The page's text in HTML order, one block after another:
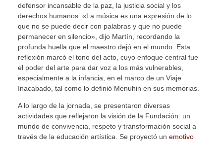
defensor incansable de la paz, la justicia social y los
derechos humanos. «La música es una expresión de lo
que no se puede decir con palabras y que no puede
permanecer en silencio», dijo Martín, recordando la
profunda huella que el maestro dejó en el mundo. Esta
reflexión marcó el tono del acto, cuyo enfoque central fue
el poder del arte para dar voz a los más vulnerables,
especialmente a la infancia, en el marco de un Viaje
Inacabado, tal como lo definió Menuhin en sus memorias.
A lo largo de la jornada, se presentaron diversas
actividades que reflejaron la visión de la Fundación: un
mundo de convivencia, respeto y transformación social a
través de la educación artística. Se proyectó un emotivo